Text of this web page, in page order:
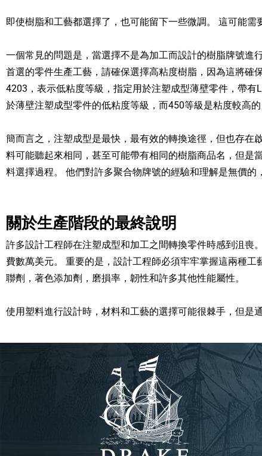
即使樹脂和工藝都選擇了，也可能留下一些微調。 這可能需
一個常見的問題是，當選擇不是為加工而設計的樹脂牌號進
首選的零件生產工藝，請確保選擇高粘度樹脂，因為這將確
4203，表示低粘度等級，指定用於注塑成型薄壁零件，帶
於薄壁注塑成型零件的低粘度等級，而450等級是粘度較高
簡而言之，注塑成型是最快，最有效的轉換途徑，但也存在
料可能聽起來相同，甚至可能帶有相同的樹脂商品名，但
料選擇過程。 他們對許多聚合物牌號的經驗和理解是無價的
關於生產階段的最終說明
許多設計工程師在注塑成型和加工之間轉換零件時感到沮喪
費數萬美元。 重要的是，設計工程師必須牢牢掌握這兩種
聯劑，著色添加劑，磨損率，韌性和許多其他性能屬性。
使用塑料進行設計時，材料和工藝的選擇可能很棘手，但是